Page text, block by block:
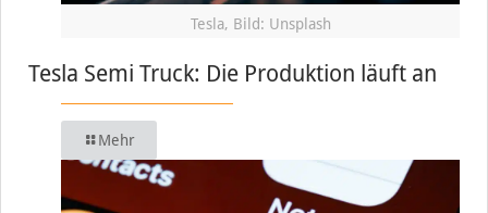
Tesla, Bild: Unsplash
Tesla Semi Truck: Die Produktion läuft an
Mehr